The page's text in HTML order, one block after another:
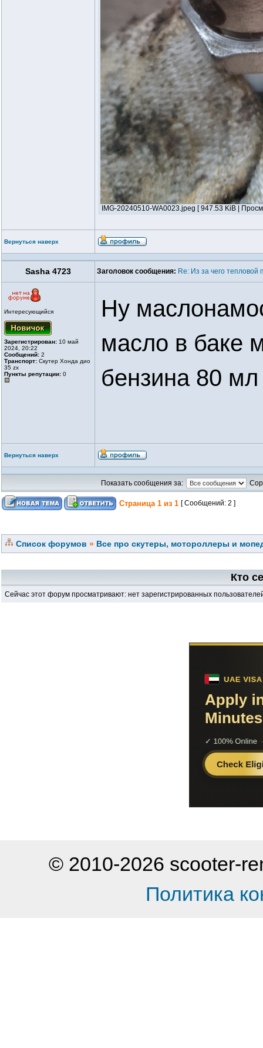
IMG-20240510-WA0023.jpeg [ 947.53 KiB |
Вернуться наверх
Sasha 4723 Заголовок сообщения: Re: Из за чего
Интересующийся
Зарегистрирован: 10 май
2024, 20:22
Сообщений: 2
Транспорт: Скутер Хонда дио
35 zx
Пункты репутации: 0
Ну
масло в баке
бензина 80
Вернуться наверх
Показать сообщения за:
Страница 1 из 1 [ Сообщений: 2 ]
Список форумов » Все про скутеры, мотороллеры и
Кто
Сейчас этот форум просматривают: нет зарегистрированных
© 2010-2026 scooter-
Политика